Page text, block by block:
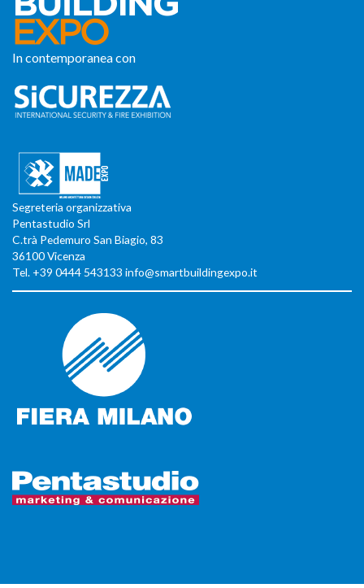
In contemporanea con
Segreteria organizzativa
Pentastudio Srl
C.trà Pedemuro San Biagio, 83
36100 Vicenza
Tel. +39 0444 543133 info@smartbuildingexpo.it